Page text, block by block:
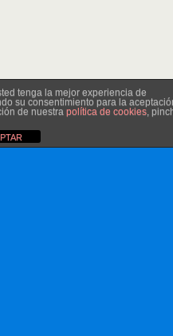
tenga la mejor experiencia de
su consentimiento para la
de nuestra política de cookies,